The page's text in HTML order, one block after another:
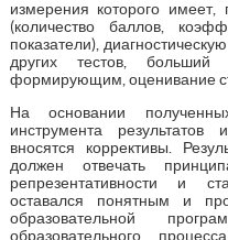
измерения которого
(количество баллов,
показатели),
других тестов,
формирующим, оценивание
На основании
инструмента
вносятся коррективы.
должен отвечать
репрезентативности и
оставался понятным и
образовательной
образовательного